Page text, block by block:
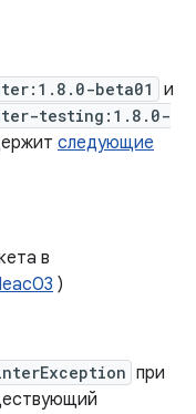
beta01 и
testing:1.8.0-
следующие
в
Ieac03 )
при